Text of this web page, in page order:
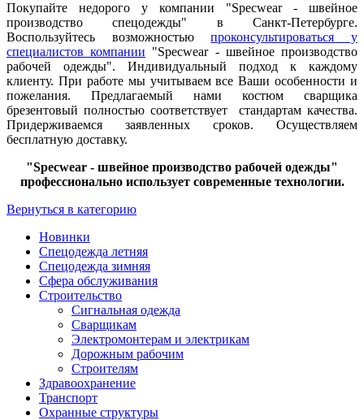
Покупайте недорого у компании "Specwear - швейное
производство спецодежды" в Санкт-Петербурге.
Воспользуйтесь возможностьюпроконсультироваться у
специалистов компании "Specwear - швейное производство
рабочей одежды". Индивидуальный подход к каждому
клиенту. При работе мы учитываем все Ваши особенности и
пожелания. Предлагаемый нами костюм сварщика
брезентовый полностью соответствует стандартам качества.
Придерживаемся заявленных сроков. Осуществляем
бесплатную доставку.
"Specwear - швейное производство рабочей одежды"
профессионально использует современные технологии.
Вернуться в категорию
Новинки
Спецодежда летняя
Спецодежда зимняя
Сфера обслуживания
Строительство
Сигнальная одежда
Сварщикам
Электромонтерам и электрикам
Дорожным рабочим
Строителям
Здравоохранение
Транспорт
Охранные структуры